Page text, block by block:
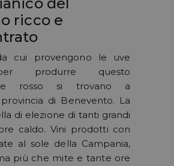
ricco e
cui provengono le uve
produrre questo
rosso si trovano a
di Benevento. La
di elezione di tanti grandi
caldo. Vini prodotti con
al sole della Campania,
più che mite e tante ore